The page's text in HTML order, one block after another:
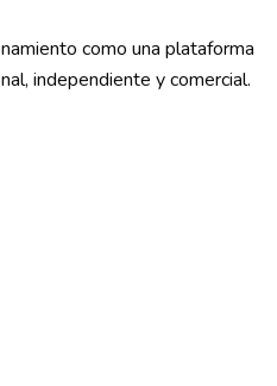
como una plataforma
independiente y comercial.